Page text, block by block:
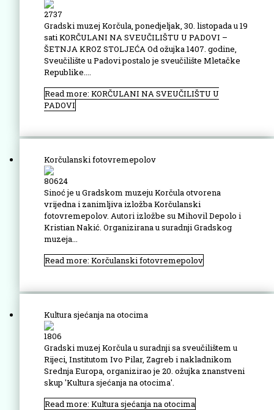
2737
Gradski muzej Korčula, ponedjeljak, 30. listopada u 19
sati KORČULANI NA SVEUČILIŠTU U PADOVI –
ŠETNJA KROZ STOLJEĆA Od ožujka 1407. godine,
Sveučilište u Padovi postalo je sveučilište Mletačke
Republike....
Read more: KORČULANI NA SVEUČILIŠTU U
PADOVI
Korčulanski fotovremepolov
80624
Sinoć je u Gradskom muzeju Korčula otvorena
vrijedna i zanimljiva izložba Korčulanski
fotovremepolov. Autori izložbe su Mihovil Depolo i
Kristian Nakić. Organizirana u suradnji Gradskog
muzeja...
Read more: Korčulanski fotovremepolov
Kultura sjećanja na otocima
1806
Gradski muzej Korčula u suradnji sa sveučilištem u
Rijeci, Institutom Ivo Pilar, Zagreb i nakladnikom
Srednja Europa, organizirao je 20. ožujka znanstveni
skup 'Kultura sjećanja na otocima'.
Read more: Kultura sjećanja na otocima